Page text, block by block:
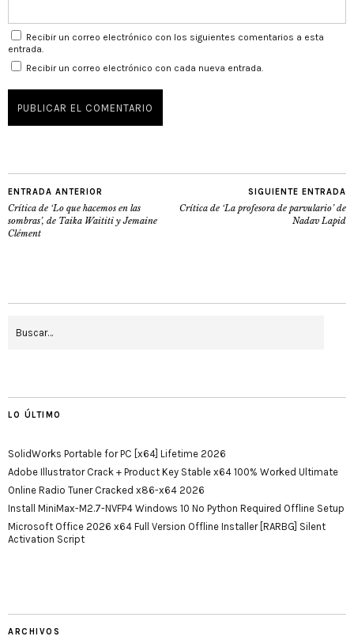
Recibir un correo electrónico con los siguientes comentarios a esta
entrada.
Recibir un correo electrónico con cada nueva entrada.
ENTRADA ANTERIOR
Crítica de ‘Lo que hacemos en las
sombras’, de Taika Waititi y Jemaine
Clément
SIGUIENTE ENTRADA
Crítica de ‘La profesora de parvulario’ de
Nadav Lapid
LO ÚLTIMO
SolidWorks Portable for PC [x64] Lifetime 2026
Adobe Illustrator Crack + Product Key Stable x64 100% Worked Ultimate
Online Radio Tuner Cracked x86-x64 2026
Install MiniMax-M2.7-NVFP4 Windows 10 No Python Required Offline Setup
Microsoft Office 2026 x64 Full Version Offline Installer [RARBG] Silent
Activation Script
ARCHIVOS